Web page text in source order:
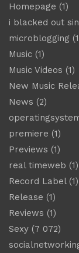
Homepage (1)
i blacked out
microblogging
Music (1)
Music Videos (1)
New Music
News (2)
premiere (1)
Previews (1)
real timeweb (1)
Record Label(1)
Release (1)
Reviews (1)
Sexy (7 072)